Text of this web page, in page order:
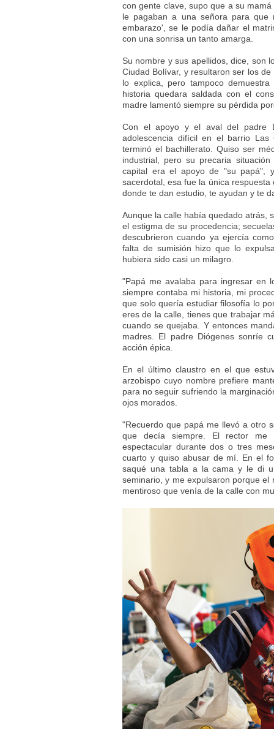
con gente clave, supo que a su
le pagaban a una señora para que
embarazo', se le podía dañar el
con una sonrisa un tanto amarga.
Su nombre y sus apellidos, dice, son
Ciudad Bolívar, y resultaron ser los
lo explica, pero tampoco
historia quedara saldada con el
madre lamentó siempre su pérdida
Con el apoyo y el aval del padre
adolescencia difícil en el barrio
terminó el bachillerato. Quiso ser
industrial, pero su precaria
capital era el apoyo de "su papá",
sacerdotal, esa fue la única
donde te dan estudio, te ayudan y te
Aunque la calle había quedado atrás,
el estigma de su procedencia;
descubrieron cuando ya ejercía
falta de sumisión hizo que lo
hubiera sido casi un milagro.
"Papá me avalaba para ingresar en
siempre contaba mi historia, mi
que solo quería estudiar filosofía lo
eres de la calle, tienes que trabajar
cuando se quejaba. Y entonces
madres. El padre Diógenes sonríe
acción épica.
En el último claustro en el que
arzobispo cuyo nombre prefiere
para no seguir sufriendo la
ojos morados.
"Recuerdo que papá me llevó a otro
que decía siempre. El rector me
espectacular durante dos o tres
cuarto y quiso abusar de mí. En el
saqué una tabla a la cama y le di
seminario, y me expulsaron porque
mentiroso que venía de la calle con